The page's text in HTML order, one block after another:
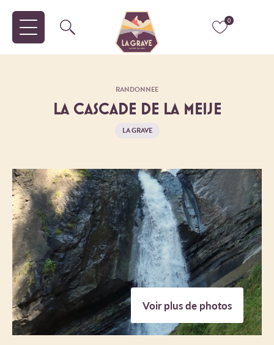
0
RANDONNEE
LA CASCADE DE LA MEIJE
LA GRAVE
Voir plus de photos